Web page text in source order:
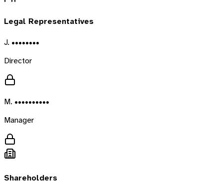
Legal Representatives
J. ••••••••
Director
M. ••••••••••
Manager
Shareholders